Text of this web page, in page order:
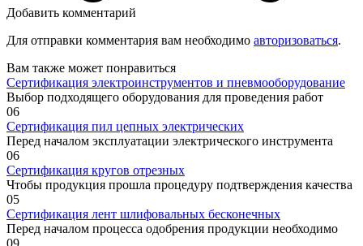
Добавить комментарий
Для отправки комментария вам необходимо авторизоваться.
Вам также может понравиться
Сертификация электроинструментов и пневмооборудование
Выбор подходящего оборудования для проведения работ
06
Сертификация пил цепных электрических
Перед началом эксплуатации электрического инструмента
06
Сертификация кругов отрезных
Чтобы продукция прошла процедуру подтверждения качества
05
Сертификация лент шлифовальных бесконечных
Перед началом процесса одобрения продукции необходимо